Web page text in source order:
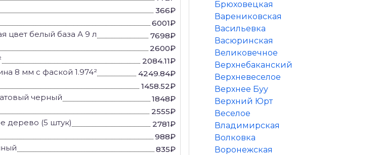
366₽
6001₽
цвет белый база А 9 л
7698₽
2600₽
2084.11₽
8 мм с фаской 1.974²
4249.84₽
1458.52₽
черный
1848₽
2555₽
дерево (5 штук)
2781₽
988₽
835₽
Брюховецкая
Варениковская
Васильевка
Васюринская
Великовечное
Верхнебаканский
Верхневеселое
Верхнее Буу
Верхний Юрт
Веселое
Владимирская
Волковка
Воронежская